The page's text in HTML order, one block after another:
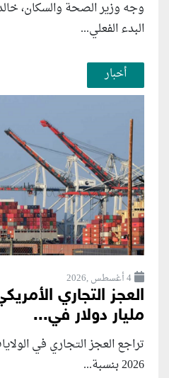
وجه وزير الصحة والسكان،
البدء الفعلي...
أخبار
4 أغسطس ,2026
مليار دولار في...
تراجع العجز التجاري في
2026 بنسبة...